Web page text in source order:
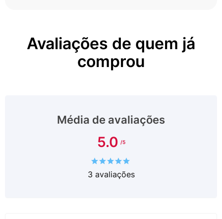
Avaliações de quem já
comprou
Média de avaliações
5.0
3 avaliações